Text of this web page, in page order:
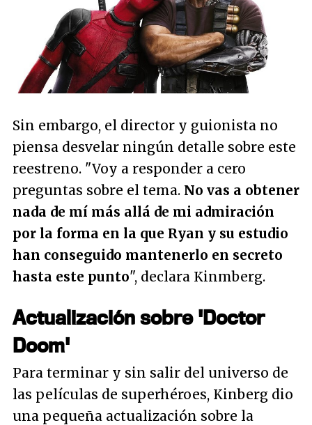
Sin embargo, el director y guionista no
piensa desvelar ningún detalle sobre este
reestreno. "Voy a responder a cero
preguntas sobre el tema. No vas a obtener
nada de mí más allá de mi admiración
por la forma en la que Ryan y su estudio
han conseguido mantenerlo en secreto
hasta este punto", declara Kinmberg.
Actualización sobre 'Doctor
Doom'
Para terminar y sin salir del universo de
las películas de superhéroes, Kinberg dio
una pequeña actualización sobre la